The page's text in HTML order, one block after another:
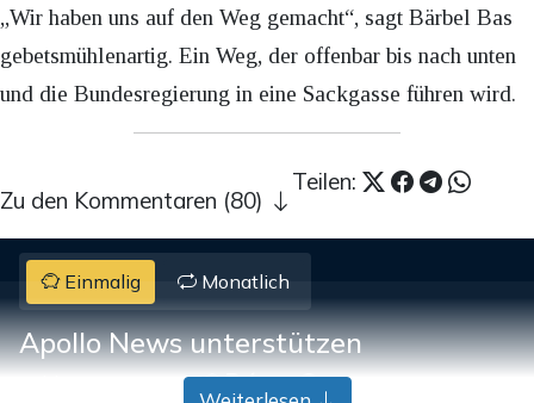
„Wir haben uns auf den Weg gemacht“, sagt Bärbel Bas
gebetsmühlenartig. Ein Weg, der offenbar bis nach unten
und die Bundesregierung in eine Sackgasse führen wird.
Teilen:
Zu den Kommentaren (80)
Einmalig Monatlich
Apollo News unterstützen
Pay Pay